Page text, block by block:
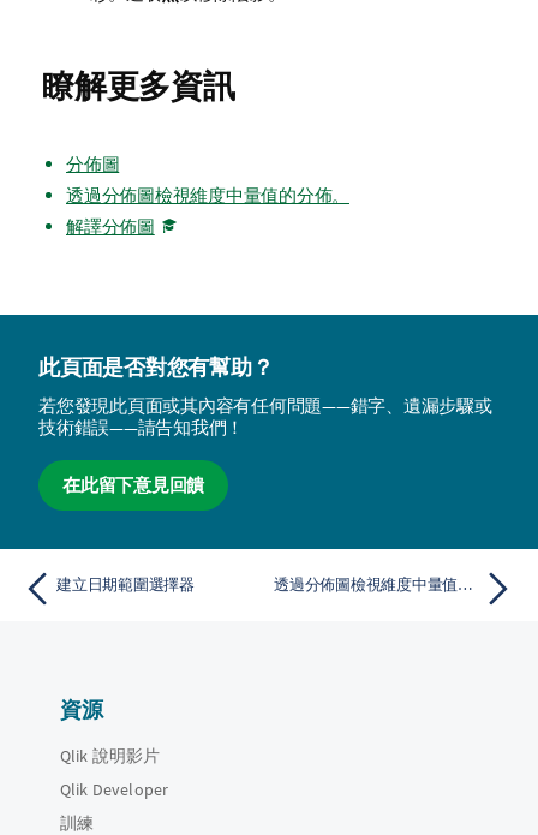
瞭解更多資訊
分佈圖
透過分佈圖檢視維度中量值的分佈。
解譯分佈圖
此頁面是否對您有幫助？
若您發現此頁面或其內容有任何問題——錯字、遺漏步驟或
技術錯誤——請告知我們！
在此留下意見回饋
建立日期範圍選擇器 透過分佈圖檢視維度中量值的分佈。
資源
Qlik 說明影片
Qlik Developer
訓練